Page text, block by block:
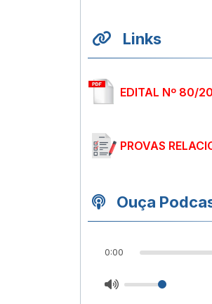
Links
EDITAL Nº 80/
PROVAS
Ouça
0:00